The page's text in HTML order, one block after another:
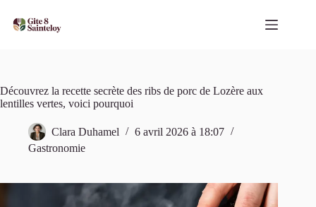
contenu
Découvrez la recette secrète des ribs de porc de Lozère aux
lentilles vertes, voici pourquoi
Clara Duhamel
6 avril 2026 à 18:07
Gastronomie